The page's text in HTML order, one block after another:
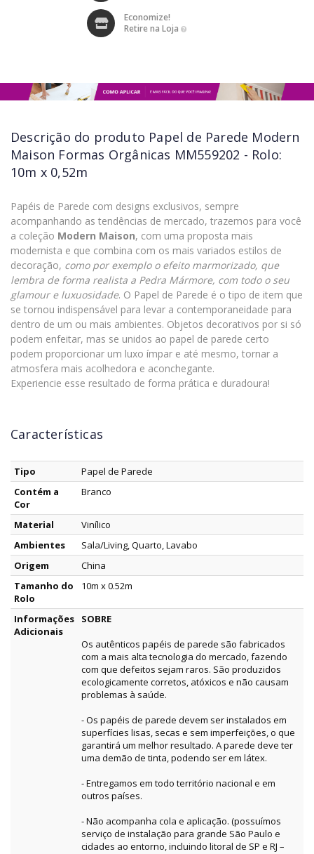
Economize!
Retire na Loja
Descrição do produto Papel de Parede Modern
Maison Formas Orgânicas MM559202 - Rolo:
10m x 0,52m
Papéis de Parede com designs exclusivos, sempre
acompanhando as tendências de mercado, trazemos para você
a coleção Modern Maison, com uma proposta mais
modernista e que combina com os mais variados estilos de
decoração, como por exemplo o efeito marmorizado, que
lembra de forma realista a Pedra Mármore, com todo o seu
glamour e luxuosidade. O Papel de Parede é o tipo de item que
se tornou indispensável para levar a contemporaneidade para
dentro de um ou mais ambientes. Objetos decorativos por si só
podem enfeitar, mas se unidos ao papel de parede certo
podem proporcionar um luxo ímpar e até mesmo, tornar a
atmosfera mais acolhedora e aconchegante.
Experiencie esse resultado de forma prática e duradoura!
Características
Tipo
Papel de Parede
Contém a
Cor
Branco
Material
Vinílico
Ambientes
Sala/Living, Quarto, Lavabo
Origem
China
Tamanho do
Rolo
10m x 0.52m
Informações
Adicionais
SOBRE
Os autênticos papéis de parede são fabricados
com a mais alta tecnologia do mercado, fazendo
com que defeitos sejam raros. São produzidos
ecologicamente corretos, atóxicos e não causam
problemas à saúde.
- Os papéis de parede devem ser instalados em
superfícies lisas, secas e sem imperfeições, o que
garantirá um melhor resultado. A parede deve ter
uma demão de tinta, podendo ser em látex.
- Entregamos em todo território nacional e em
outros países.
- Não acompanha cola e aplicação. (possuímos
serviço de instalação para grande São Paulo e
cidades ao entorno, incluindo litoral de SP e RJ –